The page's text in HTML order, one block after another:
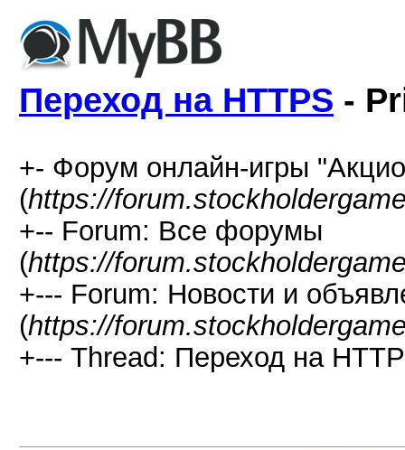
Переход на HTTPS -
+- Форум онлайн-игры
(https://
+-- Forum: Все форумы
(https://
+--- Forum: Новости и
(https://
+--- Thread: Переход на